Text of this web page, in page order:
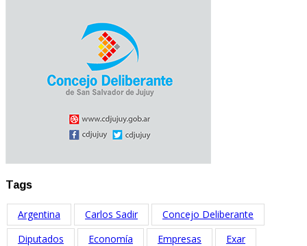
Tags
Argentina Carlos Sadir
Concejo Deliberante
Diputados
Economía Empresas
Exar